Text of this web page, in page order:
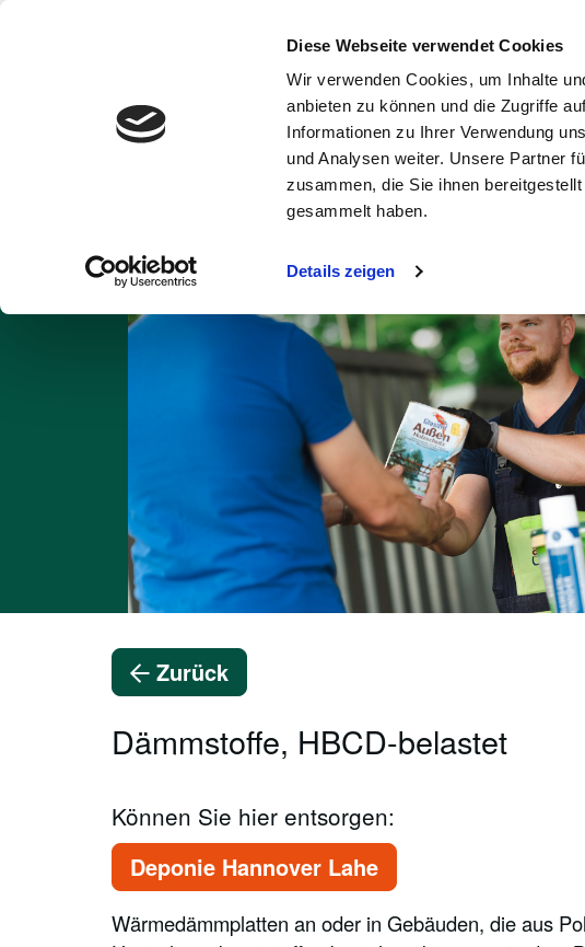
Diese Webseite verwendet Cookies
Wir verwenden Cookies, um Inhalte
anbieten zu können und die Zugriffe
Informationen zu Ihrer Verwendung
und Analysen weiter. Unsere Partner
zusammen, die Sie ihnen
gesammelt haben.
Details zeigen
Abfälle und
Wertstoffe
Entsorgung und
Recycling
Startseite Abfall ABC
Zurück
Dämmstoffe, HBCD-belastet
Können Sie hier entsorgen:
Deponie Hannover Lahe
Wärmedämmplatten an oder in Gebäuden, die aus